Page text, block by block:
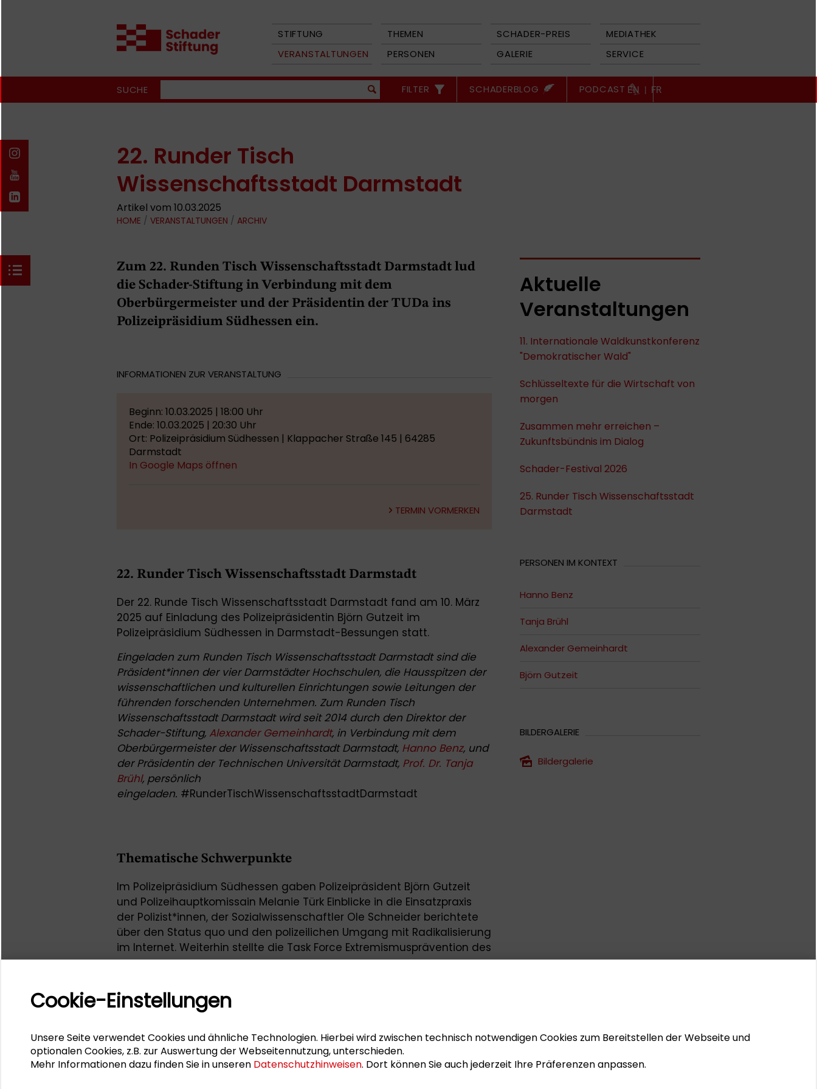
STIFTUNG THEMEN SCHADER-PREIS
MEDIATHEK
VERANSTALTUNGEN
PERSONEN GALERIE SERVICE
SUCHE FILTER SCHADERBLOG PODCAST EN | FR
22. Runder Tisch
Wissenschaftsstadt Darmstadt
Artikel vom 10.03.2025
HOME / VERANSTALTUNGEN / ARCHIV
Zum 22. Runden Tisch Wissenschaftsstadt Darmstadt lud
die Schader-Stiftung in Verbindung mit dem
Oberbürgermeister und der Präsidentin der TUDa ins
Polizeipräsidium Südhessen ein.
INFORMATIONEN ZUR VERANSTALTUNG
Beginn: 10.03.2025 | 18:00 Uhr
Ende: 10.03.2025 | 20:30 Uhr
Ort: Polizeipräsidium Südhessen | Klappacher Straße 145 | 64285
Darmstadt
In Google Maps öffnen
TERMIN VORMERKEN
22. Runder Tisch Wissenschaftsstadt Darmstadt
Der 22. Runde Tisch Wissenschaftsstadt Darmstadt fand am 10. März
2025 auf Einladung des Polizeipräsidentin Björn Gutzeit im
Polizeipräsidium Südhessen in Darmstadt-Bessungen statt.
Eingeladen zum Runden Tisch Wissenschaftsstadt Darmstadt sind die
Präsident*innen der vier Darmstädter Hochschulen, die Hausspitzen der
wissenschaftlichen und kulturellen Einrichtungen sowie Leitungen der
führenden forschenden Unternehmen. Zum Runden Tisch
Wissenschaftsstadt Darmstadt wird seit 2014 durch den Direktor der
Schader-Stiftung, Alexander Gemeinhardt, in Verbindung mit dem
Oberbürgermeister der Wissenschaftsstadt Darmstadt, Hanno Benz, und
der Präsidentin der Technischen Universität Darmstadt, Prof. Dr. Tanja
Brühl, persönlich
eingeladen. #RunderTischWissenschaftsstadtDarmstadt
Thematische Schwerpunkte
Im Polizeipräsidium Südhessen gaben Polizeipräsident Björn Gutzeit
und Polizeihauptkomissain Melanie Türk Einblicke in die Einsatzpraxis
der Polizist*innen, der Sozialwissenschaftler Ole Schneider berichtete
über den Status quo und den polizeilichen Umgang mit Radikalisierung
im Internet. Weiterhin stellte die Task Force Extremismusprävention des
Runden Tischs Wissenschaftsstadt Darmstadt Wege vor, um künftig in
resilienter werden zu können. Dr. Thomas Schäfer, Direktor des
Internationalen Musikinstituts Darmstadt, wies in seiner Präsentation
2025 hin; Prof. Dr. Uwe Becker, Präsident der Evangelischen Hochschule
Darmstadt, gab einen Ausblick darauf, welche Veränderungen künftig
auf die Hochschule zukommen.
Aktuelle
Veranstaltungen
11. Internationale Waldkunstkonferenz
"Demokratischer Wald"
Schlüsseltexte für die Wirtschaft von
morgen
Zusammen mehr erreichen –
Zukunftsbündnis im Dialog
Schader-Festival 2026
25. Runder Tisch Wissenschaftsstadt
Darmstadt
PERSONEN IM KONTEXT
Hanno Benz
Tanja Brühl
Alexander Gemeinhardt
Björn Gutzeit
BILDERGALERIE
Bildergalerie
Cookie-Einstellungen
Unsere Seite verwendet Cookies und ähnliche Technologien. Hierbei wird zwischen technisch notwendigen Cookies zum Bereitstellen der Webseite und
optionalen Cookies, z.B. zur Auswertung der Webseitennutzung, unterschieden.
Mehr Informationen dazu finden Sie in unseren Datenschutzhinweisen. Dort können Sie auch jederzeit Ihre Präferenzen anpassen.